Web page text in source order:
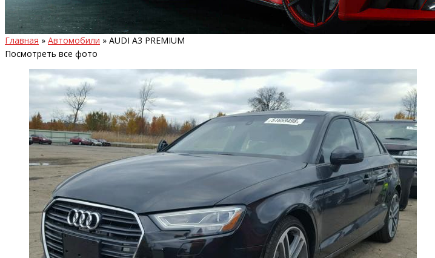
Главная » Автомобили » AUDI A3 PREMIUM
Посмотреть все фото